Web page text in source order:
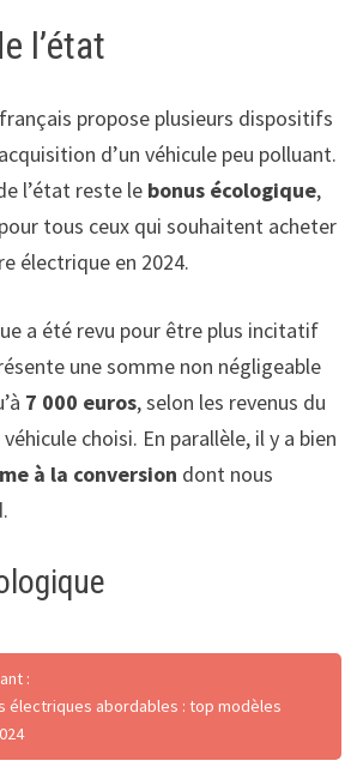
l’état
propose plusieurs dispositifs
d’un véhicule peu polluant.
l’état reste le bonus écologique,
tous ceux qui souhaitent acheter
électrique en 2024.
a été revu pour être plus incitatif
une somme non négligeable
7 000 euros, selon les revenus du
choisi. En parallèle, il y a bien
à la conversion dont nous
:
électriques abordables : top modèles